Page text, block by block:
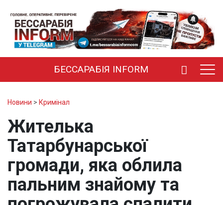
БЕССАРАБІЯ INFORM
Новини > Кримінал
Жителька
Татарбунарської
громади, яка облила
пальним знайому та